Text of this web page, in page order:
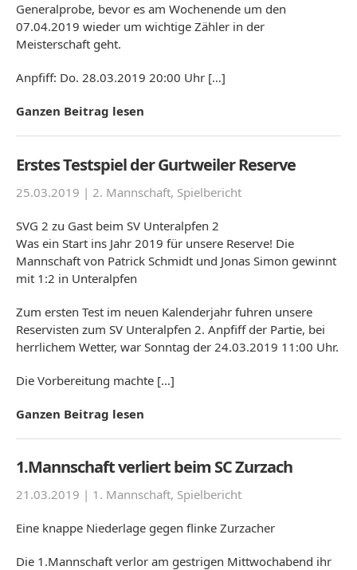
Generalprobe, bevor es am Wochenende um den
07.04.2019 wieder um wichtige Zähler in der
Meisterschaft geht.
Anpfiff: Do. 28.03.2019 20:00 Uhr […]
Ganzen Beitrag lesen
Erstes Testspiel der Gurtweiler Reserve
25.03.2019 | 2. Mannschaft, Spielbericht
SVG 2 zu Gast beim SV Unteralpfen 2
Was ein Start ins Jahr 2019 für unsere Reserve! Die
Mannschaft von Patrick Schmidt und Jonas Simon gewinnt
mit 1:2 in Unteralpfen
Zum ersten Test im neuen Kalenderjahr fuhren unsere
Reservisten zum SV Unteralpfen 2. Anpfiff der Partie, bei
herrlichem Wetter, war Sonntag der 24.03.2019 11:00 Uhr.
Die Vorbereitung machte […]
Ganzen Beitrag lesen
1.Mannschaft verliert beim SC Zurzach
21.03.2019 | 1. Mannschaft, Spielbericht
Eine knappe Niederlage gegen flinke Zurzacher
Die 1.Mannschaft verlor am gestrigen Mittwochabend ihr